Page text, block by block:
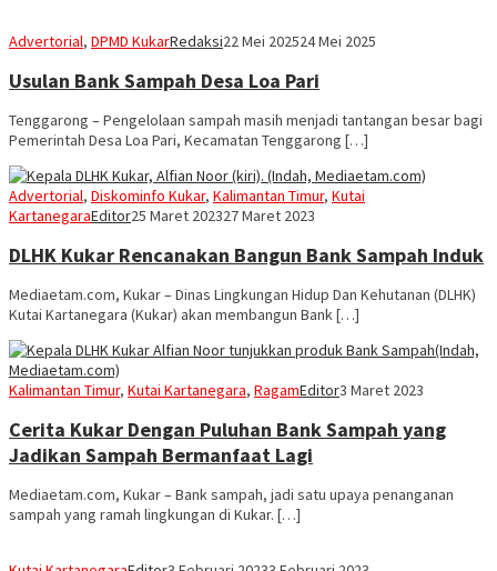
Advertorial, DPMD KukarRedaksi22 Mei 202524 Mei 2025
Usulan Bank Sampah Desa Loa Pari
Tenggarong – Pengelolaan sampah masih menjadi tantangan besar bagi
Pemerintah Desa Loa Pari, Kecamatan Tenggarong […]
Advertorial, Diskominfo Kukar, Kalimantan Timur, Kutai
KartanegaraEditor25 Maret 202327 Maret 2023
DLHK Kukar Rencanakan Bangun Bank Sampah Induk
Mediaetam.com, Kukar – Dinas Lingkungan Hidup Dan Kehutanan (DLHK)
Kutai Kartanegara (Kukar) akan membangun Bank […]
Kalimantan Timur, Kutai Kartanegara, RagamEditor3 Maret 2023
Cerita Kukar Dengan Puluhan Bank Sampah yang
Jadikan Sampah Bermanfaat Lagi
Mediaetam.com, Kukar – Bank sampah, jadi satu upaya penanganan
sampah yang ramah lingkungan di Kukar. […]